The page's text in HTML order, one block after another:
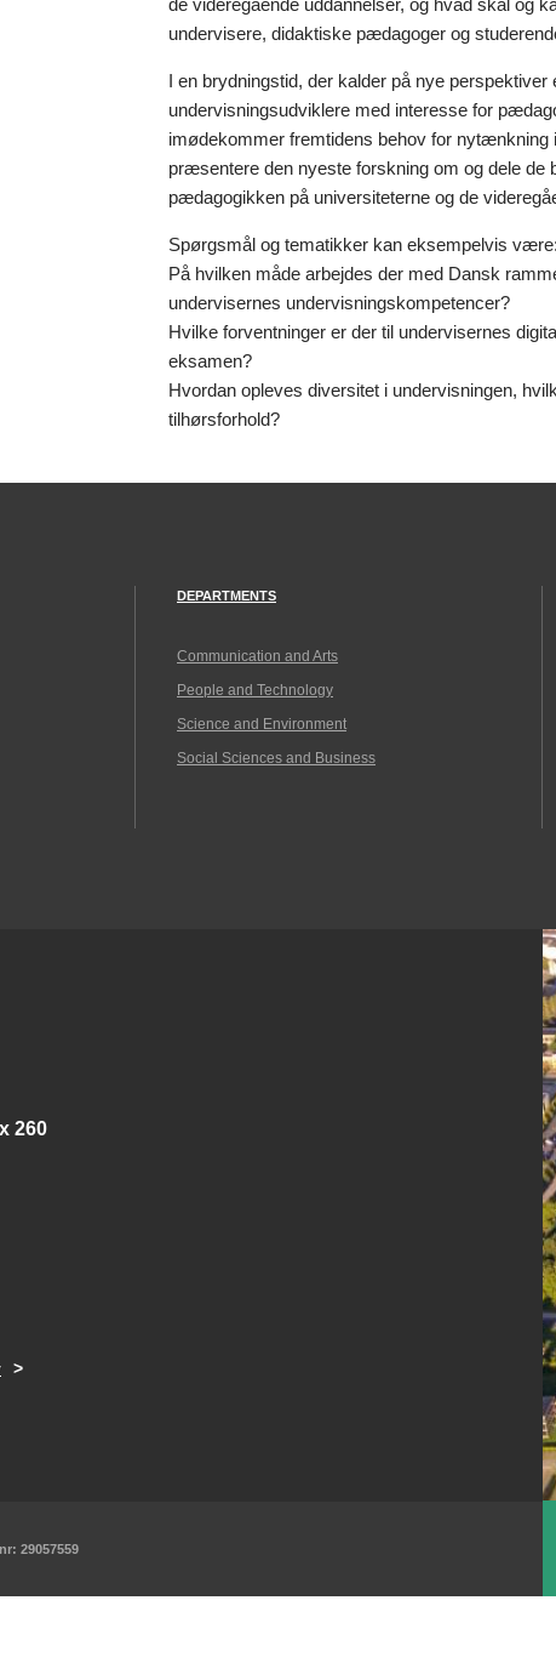
de videregående uddannelser, og hvad skal og
undervisere, didaktiske pædagoger og
I en brydningstid, der kalder på nye
undervisningsudviklere med interesse for
imødekommer fremtidens behov for
præsentere den nyeste forskning om og dele de
pædagogikken på universiteterne og de
Spørgsmål og tematikker kan eksempelvis være:
På hvilken måde arbejdes der med Dansk
undervisernes undervisningskompetencer?
Hvilke forventninger er der til undervisernes
eksamen?
Hvordan opleves diversitet i undervisningen,
tilhørsforhold?
DEPARTMENTS
Communication and Arts
People and Technology
Science and Environment
Social Sciences and Business
260
29057559